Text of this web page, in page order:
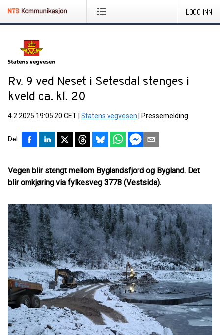
LOGG INN
Rv. 9 ved Neset i Setesdal stenges i
kveld ca. kl. 20
4.2.2025 19:05:20 CET Statens vegvesen Pressemelding
Del
Vegen blir stengt mellom Byglandsfjord og Bygland. Det
blir omkjøring via fylkesveg 3778 (Vestsida).